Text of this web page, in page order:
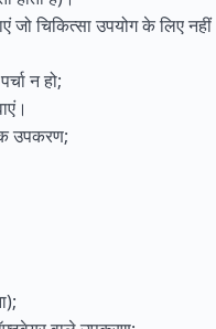
जो चिकित्सा उपयोग के लिए नहीं
न हो;
उपकरण;